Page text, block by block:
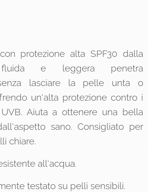
protezione alta SPF30 dalla
fluida e leggera penetra
lasciare la pelle unta o
un'alta protezione contro i
Aiuta a ottenere una bella
sano. Consigliato per
chiare.
all'acqua.
testato su pelli sensibili.